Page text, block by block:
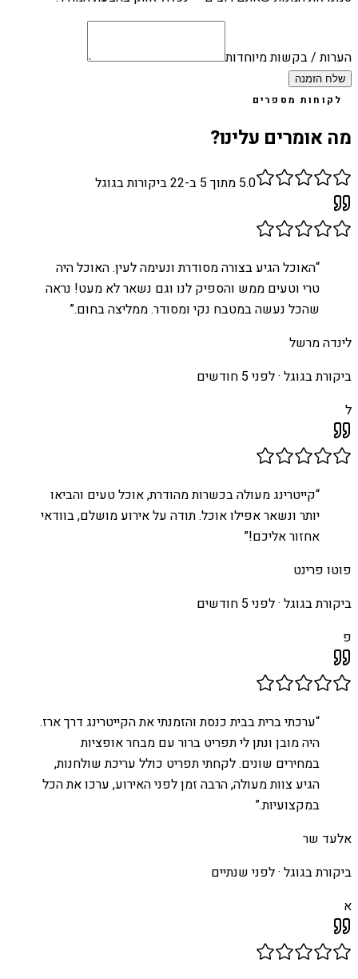
הערות / בקשות מיוחדות
שלח הזמנה
לקוחות מספרים
מה אומרים עלינו?
5.0 מתוך 5 ב- 22ביקורות בגוגל
“האוכל הגיע בצורה מסודרת ונעימה לעין. האוכל היה
טרי וטעים ממש והספיק לנו וגם נשאר לא מעט! נראה
שהכל נעשה במטבח נקי ומסודר. ממליצה בחום.”
לינדה מרשל
ביקורת בגוגל ·לפני 5 חודשים
ל
“קייטרינג מעולה בכשרות מהודרת, אוכל טעים והביאו
יותר ונשאר אפילו אוכל. תודה על אירוע מושלם, בוודאי
אחזור אליכם!”
פוטו פרינט
ביקורת בגוגל ·לפני 5 חודשים
פ
“ערכתי ברית בבית כנסת והזמנתי את הקייטרינג דרך ארז.
היה מובן ונתן לי תפריט ברור עם מבחר אופציות
במחירים שונים. לקחתי תפריט כולל עריכת שולחנות,
הגיע צוות מעולה, הרבה זמן לפני האירוע, ערכו את הכל
במקצועיות.”
אלעד שר
ביקורת בגוגל ·לפני שנתיים
א